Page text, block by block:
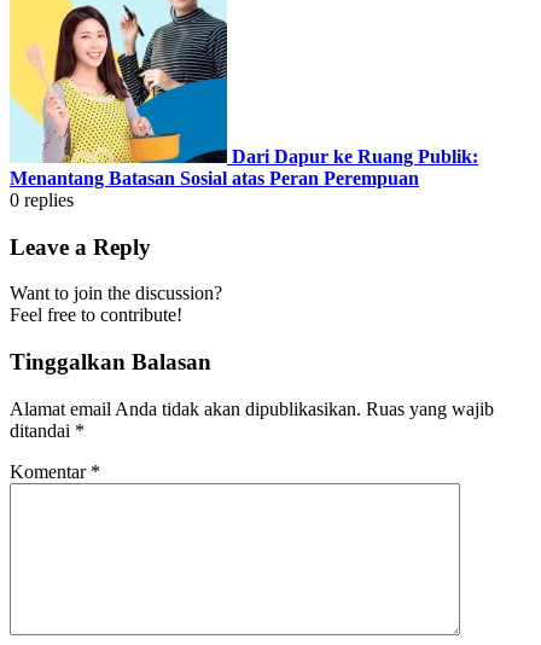
Dari Dapur ke Ruang Publik:
Menantang Batasan Sosial atas Peran Perempuan
0 replies
Leave a Reply
Want to join the discussion?
Feel free to contribute!
Tinggalkan Balasan
Alamat email Anda tidak akan dipublikasikan. Ruas yang wajib
ditandai *
Komentar *